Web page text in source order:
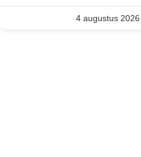
4 augustus 2026